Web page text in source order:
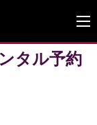
タル予約